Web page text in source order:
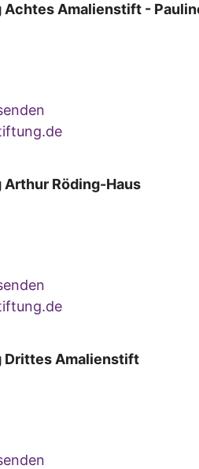
Amalienstift -
Röding-Haus
Drittes Amalienstift